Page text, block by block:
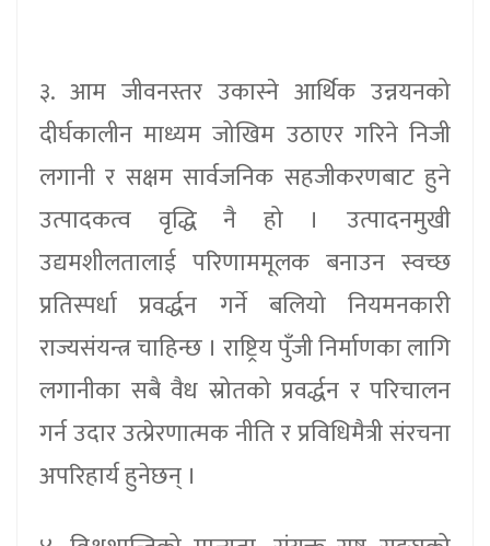
३. आम जीवनस्तर उकास्ने आर्थिक उन्नयनको
दीर्घकालीन माध्यम जोखिम उठाएर गरिने निजी
लगानी र सक्षम सार्वजनिक सहजीकरणबाट हुने
उत्पादकत्व वृद्धि नै हो । उत्पादनमुखी
उद्यमशीलतालाई परिणाममूलक बनाउन स्वच्छ
प्रतिस्पर्धा प्रवर्द्धन गर्ने बलियो नियमनकारी
राज्यसंयन्त्र चाहिन्छ । राष्ट्रिय पुँजी निर्माणका लागि
लगानीका सबै वैध स्रोतको प्रवर्द्धन र परिचालन
गर्न उदार उत्प्रेरणात्मक नीति र प्रविधिमैत्री संरचना
अपरिहार्य हुनेछन्‌ ।